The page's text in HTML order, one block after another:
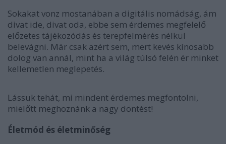
Sokakat vonz mostanában a digitális nomádság, ám
divat ide, divat oda, ebbe sem érdemes megfelelő
előzetes tájékozódás és terepfelmérés nélkül
belevágni. Már csak azért sem, mert kevés kínosabb
dolog van annál, mint ha a világ túlsó felén ér minket
kellemetlen meglepetés.
Lássuk tehát, mi mindent érdemes megfontolni,
mielőtt meghoznánk a nagy döntést!
Életmód és életminőség